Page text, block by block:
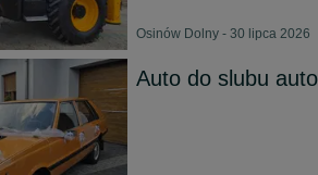
Osinów Dolny - 30 lipca 2026
Auto do slubu